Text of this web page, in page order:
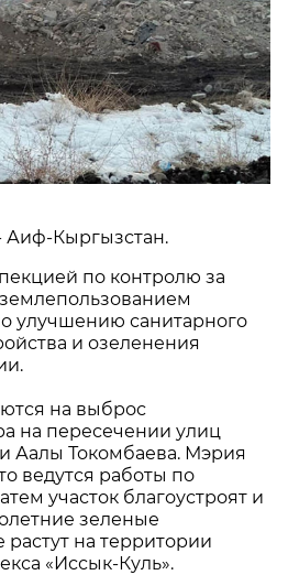
Аиф-Кыргызстан.
по контролю за
улучшению санитарного
и озеленения
на выброс
на пересечении улиц
Аалы Токомбаева. Мэрия
ведутся работы по
участок благоустроят и
зеленые
на территории
«Иссык-Куль».